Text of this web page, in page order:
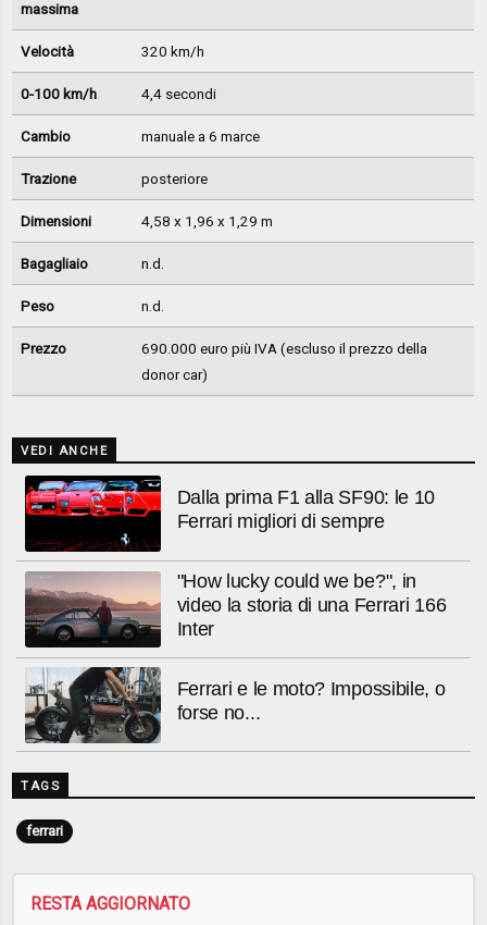
massima
Velocità 320 km/h
0-100 km/h 4,4 secondi
Cambio manuale a 6 marce
Trazione posteriore
Dimensioni 4,58 x 1,96 x 1,29 m
Bagagliaio n.d.
Peso n.d.
Prezzo
690.000 euro più IVA (escluso il prezzo della
donor car)
VEDI ANCHE
Dalla prima F1 alla SF90: le 10
Ferrari migliori di sempre
"How lucky could we be?", in
video la storia di una Ferrari 166
Inter
Ferrari e le moto? Impossibile, o
forse no...
TAGS
ferrari
RESTA AGGIORNATO